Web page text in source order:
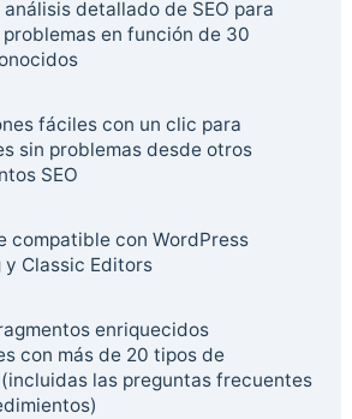
análisis detallado de SEO para
en función de 30
fáciles con un clic para
sin problemas desde otros
SEO
compatible con WordPress
y Classic Editors
enriquecidos
con más de 20 tipos de
las preguntas frecuentes